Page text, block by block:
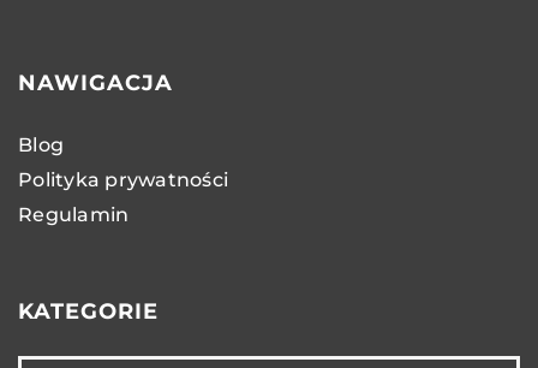
NAWIGACJA
Blog
Polityka prywatności
Regulamin
KATEGORIE